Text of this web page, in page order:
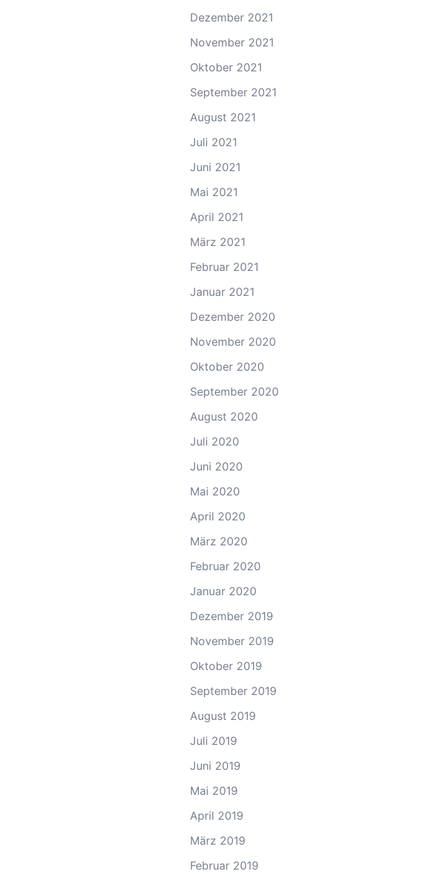
Dezember 2021
November 2021
Oktober 2021
September 2021
August 2021
Juli 2021
Juni 2021
Mai 2021
April 2021
März 2021
Februar 2021
Januar 2021
Dezember 2020
November 2020
Oktober 2020
September 2020
August 2020
Juli 2020
Juni 2020
Mai 2020
April 2020
März 2020
Februar 2020
Januar 2020
Dezember 2019
November 2019
Oktober 2019
September 2019
August 2019
Juli 2019
Juni 2019
Mai 2019
April 2019
März 2019
Februar 2019